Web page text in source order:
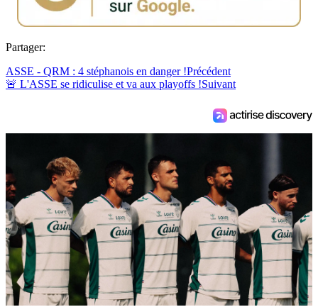
Partager:
ASSE - QRM : 4 stéphanois en danger !Précédent
🚨 L'ASSE se ridiculise et va aux playoffs !Suivant